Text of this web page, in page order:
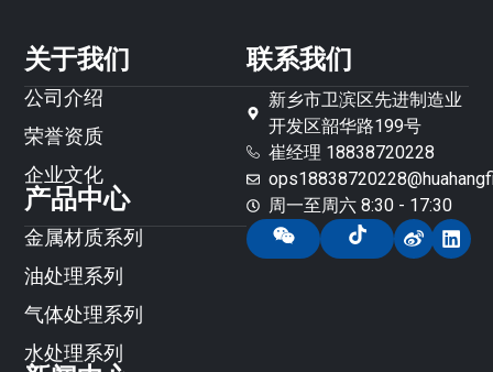
关于我们
公司介绍
荣誉资质
企业文化
产品中心
金属材质系列
油处理系列
气体处理系列
水处理系列
联系我们
新乡市卫滨区先进制造业
开发区韶华路199号
崔经理 18838720228
周一至周六 8:30 - 17:30